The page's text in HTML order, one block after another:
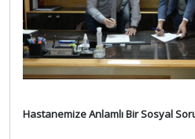
Hastanemize Anlamlı Bir Sosyal